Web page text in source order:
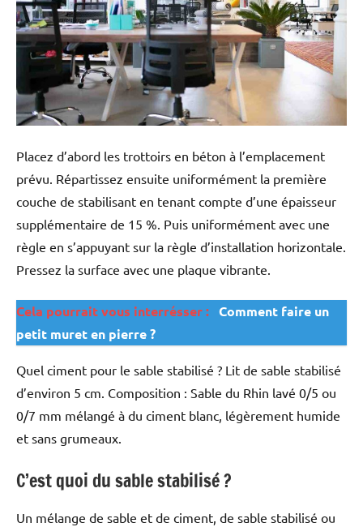
Placez d’abord les trottoirs en béton à l’emplacement
prévu. Répartissez ensuite uniformément la première
couche de stabilisant en tenant compte d’une épaisseur
supplémentaire de 15 %. Puis uniformément avec une
règle en s’appuyant sur la règle d’installation horizontale.
Pressez la surface avec une plaque vibrante.
Cela pourrait vous interrésser : Comment faire un
petit muret en pierre ?
Quel ciment pour le sable stabilisé ? Lit de sable stabilisé
d’environ 5 cm. Composition : Sable du Rhin lavé 0/5 ou
0/7 mm mélangé à du ciment blanc, légèrement humide
et sans grumeaux.
C’est quoi du sable stabilisé ?
Un mélange de sable et de ciment, de sable stabilisé ou